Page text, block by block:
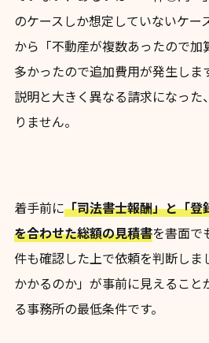
のケースしか想定していないケー
から「不動産が複数あったので加
多かったので追加費用が発生しま
説明と大きく異なる請求になった
りません。
着手前に「司法書士報酬」と「登
を合わせた総額の見積書を書面で
件も確認した上で依頼を判断しま
かかるのか」が事前に見えるこ
る事務所の最低条件です。